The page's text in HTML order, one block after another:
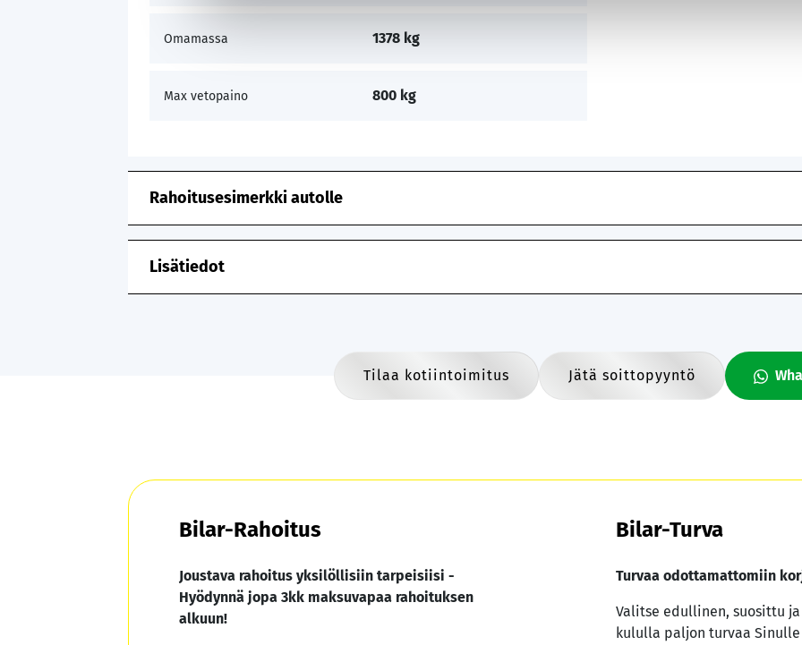
Omamassa 1378 kg
Max vetopaino 800 kg
Rahoitusesimerkki autolle
Lisätiedot
Tilaa kotiintoimitus Jätä soittopyyntö
Bilar-Rahoitus
Joustava rahoitus yksilöllisiin tarpeisiisi -
Hyödynnä jopa 3kk maksuvapaa rahoituksen
alkuun!
Bilar-Turva
Turvaa odottamattomiin
Valitse edullinen, suosittu
kululla paljon turvaa